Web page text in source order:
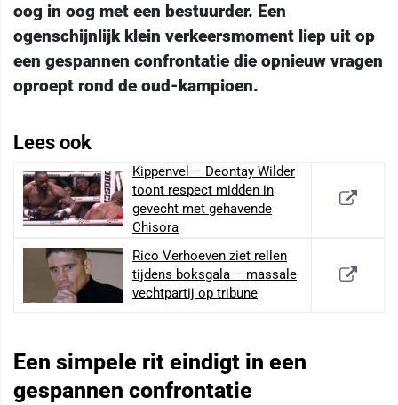
oog in oog met een bestuurder. Een
ogenschijnlijk klein verkeersmoment liep uit op
een gespannen confrontatie die opnieuw vragen
oproept rond de oud-kampioen.
Lees ook
Kippenvel – Deontay Wilder
toont respect midden in
gevecht met gehavende
Chisora
Rico Verhoeven ziet rellen
tijdens boksgala – massale
vechtpartij op tribune
Een simpele rit eindigt in een
gespannen confrontatie